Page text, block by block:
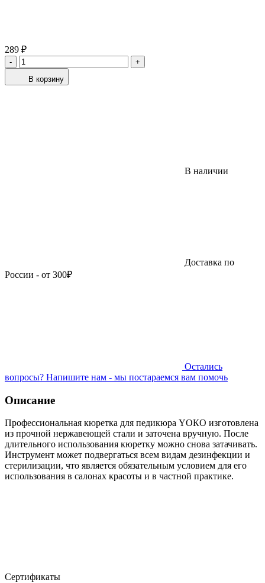
289 ₽
-
+
В корзину
В наличии
Доставка по
России - от 300₽
Остались
вопросы? Напишите нам - мы постараемся вам помочь
Описание
Профессиональная кюретка для педикюра YОКО изготовлена
из прочной нержавеющей стали и заточена вручную. После
длительного использования кюретку можно снова затачивать.
Инструмент может подвергаться всем видам дезинфекции и
стерилизации, что является обязательным условием для его
использования в салонах красоты и в частной практике.
Сертификаты